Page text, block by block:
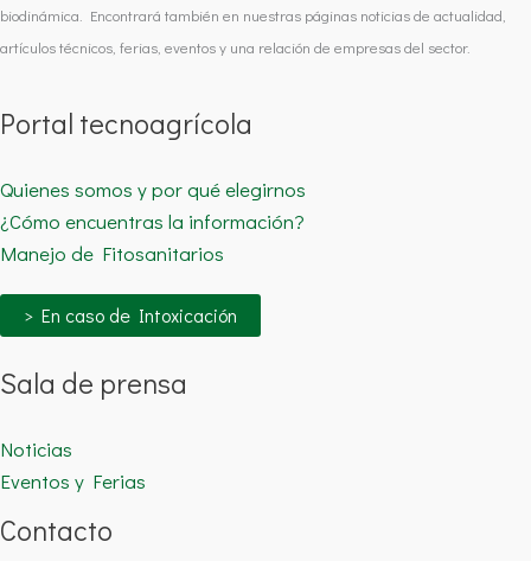
biodinámica. Encontrará también en nuestras páginas noticias de actualidad,
artículos técnicos, ferias, eventos y una relación de empresas del sector.
Portal tecnoagrícola
Quienes somos y por qué elegirnos
¿Cómo encuentras la información?
Manejo de Fitosanitarios
> En caso de Intoxicación
Sala de prensa
Noticias
Eventos y Ferias
Contacto